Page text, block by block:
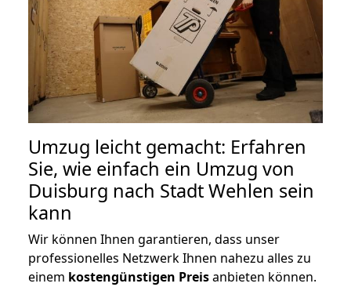
Umzug leicht gemacht: Erfahren
Sie, wie einfach ein Umzug von
Duisburg nach Stadt Wehlen sein
kann
Wir können Ihnen garantieren, dass unser
professionelles Netzwerk Ihnen nahezu alles zu
einem kostengünstigen Preisanbieten können.